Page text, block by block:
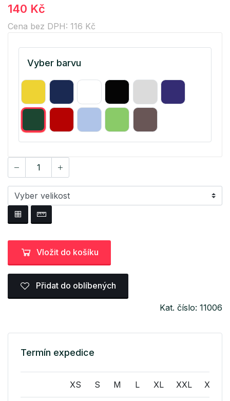
140 Kč
Cena bez DPH: 116 Kč
Vyber barvu
Vložit do košíku
Přidat do oblíbených
Kat. číslo: 11006
Termín expedice
XS S M L XL XXL XXXL